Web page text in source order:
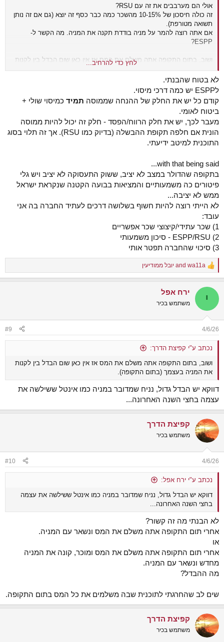
אולי הם מערבבים את זה עם RSU?
זה כולה חיסכון של 10-15% מהשכר כמה כבר כסף זה יוצא (גם אם זה נותן
תשואה מטורפת).
אם אתה רוצה להמר על מניה בודדת תקנה את המניה. מה הקשר ל-
ESPP?
ושוב, בתום התקופה אתה משלם את המס אז אין כאן שום הבדל בין לקנות
לחץ כדי להרחיב...
לא בטוח שהבנתי.
לESPP יש כמה דרכי מיסוי.
קודם כל יש את החלק של ההנחה שממוסה תמיד כמיסוי שולי +
ביטוח לאומי.
מעבר לכך, יש את חלק הרווח/הפסד - חלק זה יכול להיות ממוסה
הונית אם חלפה תקופת ההבשלה (בדיוק כמו RSU). אך זה תלוי בסוג
התוכנית למיטב ידיעתי.
with that being said...
בתקופה שהדולר במצב לא יציב, ששוק התעסוקה לא יציב ויש גלי
פיטורים כה משמעותיים והמציאות בבועה הקטנה שנקראת ישראל
ממש לא יציבה...
לא הייתי רוצה להיות חשוף בשלושה דרכים לעתיד החברה בה אני
עובד:
1) שכר עתידי/קיצוצי שכר אפשריים
2) ESPP/RSU - סיכון משמעותי
3) סיכוי שהחברה תפטר אותי
R
e
c
i
s
:
wa11a יובל ממודיעין
י ירח אפל
משתמש בכיר
4/6/26
#9
נכתב ע"י קפיצת הדרך:
ושוב, בתום התקופה אתה משלם את המס אז אין כאן שום הבדל בין לקנות
את המניה בעצמך (בתום התקופה).
דווקא יש הבדל גדול, נניח שמדובר במניה כמו אינטל ששילשה את
עצמה בחצי השנה האחרונה...
קפיצת הדרך
משתמש בכיר
4/6/26
#10
נכתב ע"י ירח אפל:
דווקא יש הבדל גדול, נניח שמדובר במניה כמו אינטל ששילשה את עצמה
בחצי השנה האחרונה...
לא הבנתי מה זה קשור?
אחרי תום התקופה אתה משלם את המס ונשאר עם המניה.
או
אחרי תום התקופה אתה משלם את המס ומוכר, קונה את המניה
מחדש ונשאר עם המניה.
מה ההבדל?
שים לב שהחרגתי לתוכנית שבה משלמים את כל המס בתום התקופה.
קפיצת הדרך
משתמש בכיר